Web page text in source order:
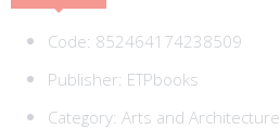
Code: 852464174238509
Publisher: ETPbooks
Category: Arts and Architecture